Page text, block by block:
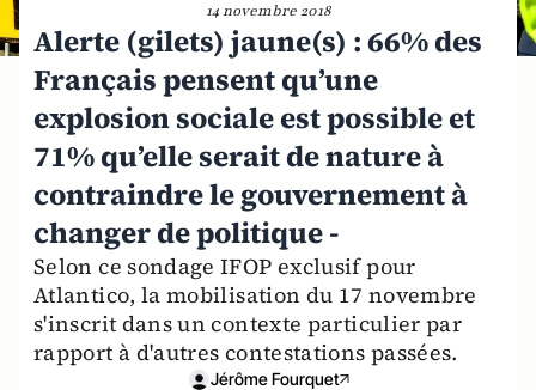
14 novembre 2018
Alerte (gilets) jaune(s) : 66% des
Français pensent qu’une
explosion sociale est possible et
71% qu’elle serait de nature à
contraindre le gouvernement à
changer de politique -
Selon ce sondage IFOP exclusif pour
Atlantico, la mobilisation du 17 novembre
s'inscrit dans un contexte particulier par
rapport à d'autres contestations passées.
Jérôme Fourquet